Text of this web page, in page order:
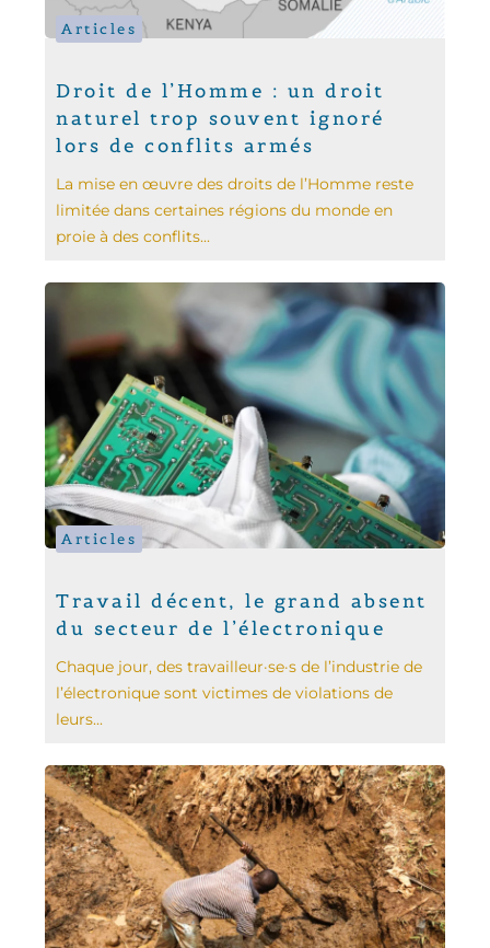
Articles
Droit de l’Homme : un droit
naturel trop souvent ignoré
lors de conflits armés
La mise en œuvre des droits de l’Homme reste
limitée dans certaines régions du monde en
proie à des conflits...
Articles
Travail décent, le grand absent
du secteur de l’électronique
Chaque jour, des travailleur·se·s de l’industrie de
l’électronique sont victimes de violations de
leurs...